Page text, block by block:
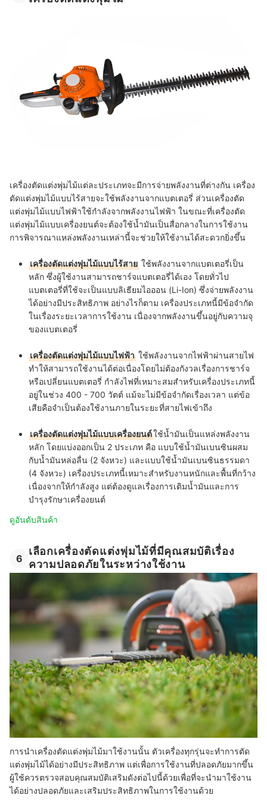
เครื่องตัดแต่งพุ่มไม้แต่ละประเภทจะมีการจ่ายพลังงานที่ต่างกัน เครื่อง
ตัดแต่งพุ่มไม้แบบไร้สายจะใช้พลังงานจากแบตเตอรี่ ส่วนเครื่องตัด
แต่งพุ่มไม้แบบไฟฟ้าใช้กำลังจากพลังงานไฟฟ้า ในขณะที่เครื่องตัด
แต่งพุ่มไม้แบบเครื่องยนต์จะต้องใช้น้ำมันเป็นสื่อกลางในการใช้งาน
การพิจารณาแหล่งพลังงานเหล่านี้จะช่วยให้ใช้งานได้สะดวกยิ่งขึ้น
เครื่องตัดแต่งพุ่มไม้แบบไร้สาย ใช้พลังงานจากแบตเตอรี่เป็น
หลัก ซึ่งผู้ใช้งานสามารถชาร์จแบตเตอรี่ได้เอง โดยทั่วไป
แบตเตอรี่ที่ใช้จะเป็นแบบลิเธียมไอออน (Li-Ion) ซึ่งจ่ายพลังงาน
ได้อย่างมีประสิทธิภาพ อย่างไรก็ตาม เครื่องประเภทนี้มีข้อจำกัด
ในเรื่องระยะเวลาการใช้งาน เนื่องจากพลังงานขึ้นอยู่กับความจุ
ของแบตเตอรี่
เครื่องตัดแต่งพุ่มไม้แบบไฟฟ้า ใช้พลังงานจากไฟฟ้าผ่านสายไฟ
ทำให้สามารถใช้งานได้ต่อเนื่องโดยไม่ต้องกังวลเรื่องการชาร์จ
หรือเปลี่ยนแบตเตอรี่ กำลังไฟที่เหมาะสมสำหรับเครื่องประเภทนี้
อยู่ในช่วง 400 - 700 วัตต์ แม้จะไม่มีข้อจำกัดเรื่องเวลา แต่ข้อ
เสียคือจำเป็นต้องใช้งานภายในระยะที่สายไฟเข้าถึง
เครื่องตัดแต่งพุ่มไม้แบบเครื่องยนต์ใช้น้ำมันเป็นแหล่งพลังงาน
หลัก โดยแบ่งออกเป็น 2 ประเภท คือ แบบใช้น้ำมันเบนซินผสม
กับน้ำมันหล่อลื่น (2 จังหวะ) และแบบใช้น้ำมันเบนซินธรรมดา
(4 จังหวะ) เครื่องประเภทนี้เหมาะสำหรับงานหนักและพื้นที่กว้าง
เนื่องจากให้กำลังสูง แต่ต้องดูแลเรื่องการเติมน้ำมันและการ
บำรุงรักษาเครื่องยนต์
ดูอันดับสินค้า
6
เลือกเครื่องตัดแต่งพุ่มไม้ที่มีคุณสมบัติเรื่อง
ความปลอดภัยในระหว่างใช้งาน
การนำเครื่องตัดแต่งพุ่มไม้มาใช้งานนั้น ตัวเครื่องทุกรุ่นจะทำการตัด
แต่งพุ่มไม้ได้อย่างมีประสิทธิภาพ แต่เพื่อการใช้งานที่ปลอดภัยมากขึ้น
ผู้ใช้ควรตรวจสอบคุณสมบัติเสริมดังต่อไปนี้ด้วยเพื่อที่จะนำมาใช้งาน
ได้อย่างปลอดภัยและเสริมประสิทธิภาพในการใช้งานด้วย